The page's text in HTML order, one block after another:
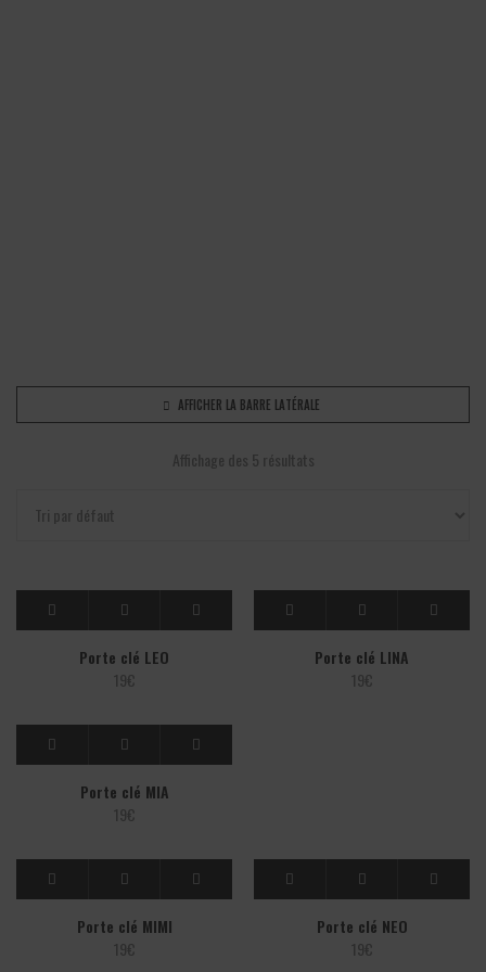
AFFICHER LA BARRE LATÉRALE
Affichage des 5 résultats
Porte clé LEO
19€
Porte clé LINA
19€
Porte clé MIA
19€
Porte clé MIMI
19€
Porte clé NEO
19€